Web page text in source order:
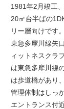
1981年2月竣工
20㎡台半ばの
リー層向けです。
東急多摩川線矢
ィットネスクラ
は東急多摩川線
は歩道橋があり
管理体制はしっ
エントランス付